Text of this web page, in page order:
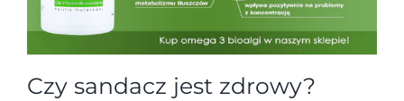
Czy sandacz jest zdrowy?